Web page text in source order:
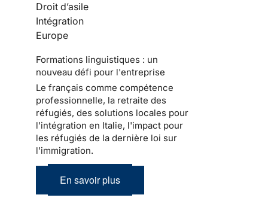
Droit d’asile
Intégration
Europe
Formations linguistiques : un
nouveau défi pour l'entreprise
Le français comme compétence
professionnelle, la retraite des
réfugiés, des solutions locales pour
l'intégration en Italie, l'impact pour
les réfugiés de la dernière loi sur
l'immigration.
En savoir plus